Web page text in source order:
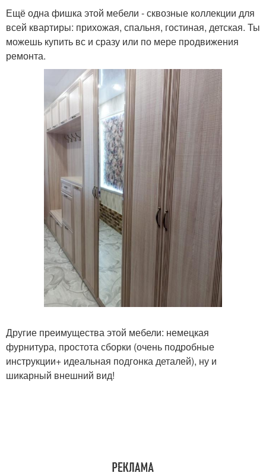
Ещё одна фишка этой мебели - сквозные коллекции для
всей квартиры: прихожая, спальня, гостиная, детская. Ты
можешь купить вс и сразу или по мере продвижения
ремонта.
Другие преимущества этой мебели: немецкая
фурнитура, простота сборки (очень подробные
инструкции+ идеальная подгонка деталей), ну и
шикарный внешний вид!